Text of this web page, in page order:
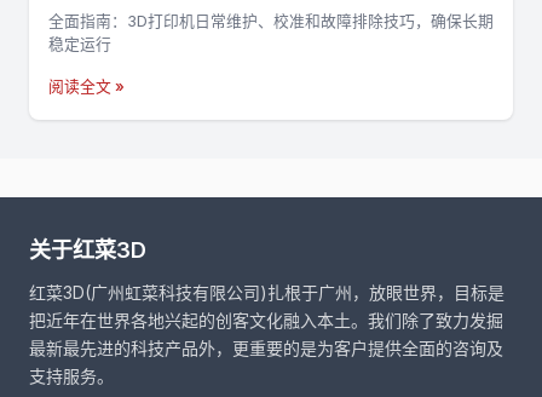
全面指南：3D打印机日常维护、校准和故障排除技巧，确保长期
稳定运行
阅读全文 »
关于红菜3D
红菜3D(广州虹菜科技有限公司)扎根于广州，放眼世界，目标是
把近年在世界各地兴起的创客文化融入本土。我们除了致力发掘
最新最先进的科技产品外，更重要的是为客户提供全面的咨询及
支持服务。